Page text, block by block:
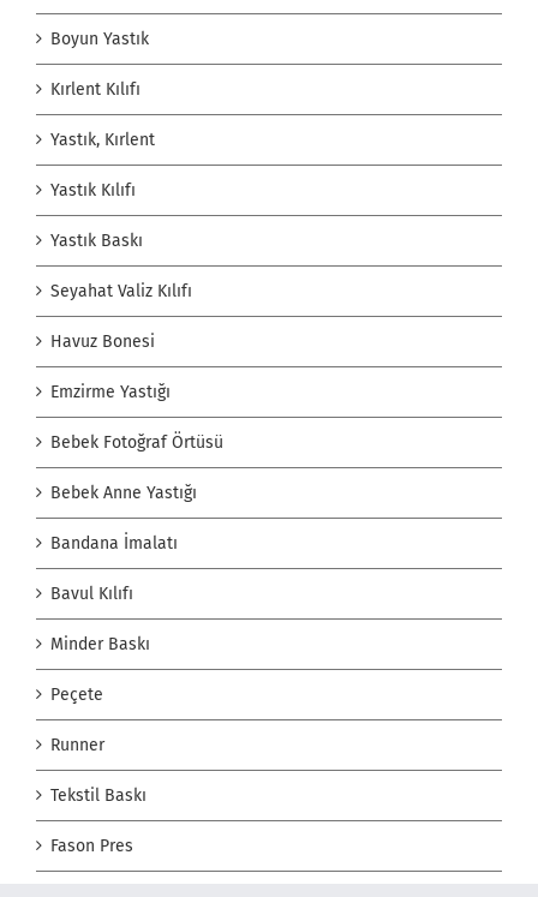
Boyun Yastık
Kırlent Kılıfı
Yastık, Kırlent
Yastık Kılıfı
Yastık Baskı
Seyahat Valiz Kılıfı
Havuz Bonesi
Emzirme Yastığı
Bebek Fotoğraf Örtüsü
Bebek Anne Yastığı
Bandana İmalatı
Bavul Kılıfı
Minder Baskı
Peçete
Runner
Tekstil Baskı
Fason Pres